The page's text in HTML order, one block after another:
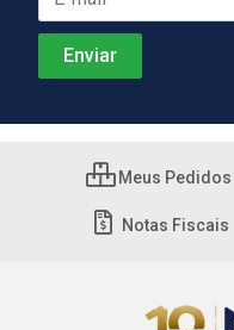
Meus Pedidos
Notas Fiscais